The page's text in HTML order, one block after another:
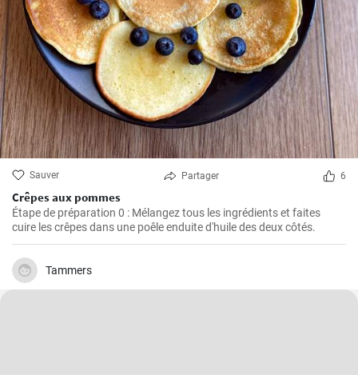
Sauver Partager 6
Crêpes aux pommes
Étape de préparation 0 : Mélangez tous les ingrédients et faites
cuire les crêpes dans une poêle enduite d'huile des deux côtés.
Tammers